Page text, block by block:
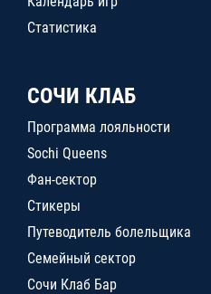
Статистика
СОЧИ КЛАБ
Программа лояльности
Sochi Queens
Фан-сектор
Стикеры
Путеводитель болельщика
Семейный сектор
Сочи Клаб Бар